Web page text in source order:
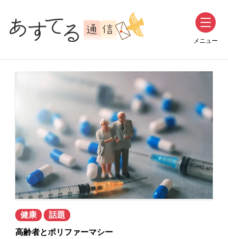
メニュー
話題の記事一覧
健康
話題
高齢者とポリファーマシー